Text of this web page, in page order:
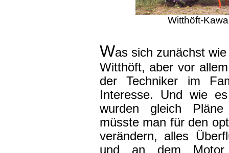
Witthöft-
Was sich zunächst
Witthöft, aber vor
der Techniker im
Interesse. Und wie
wurden gleich
müsste man für den
verändern, alles
und an dem